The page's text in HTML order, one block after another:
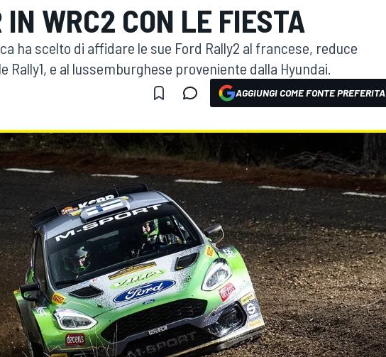
WEC
IN WRC2 CON LE FIESTA
ha scelto di affidare le sue Ford Rally2 al francese, reduce
Rally1, e al lussemburghese proveniente dalla Hyundai.
AGGIUNGI COME FONTE PREFERITA